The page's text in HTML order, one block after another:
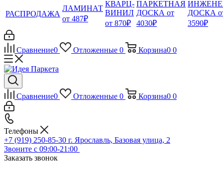
РАСПРОДАЖА
ЛАМИНАТ
от 487₽
КВАРЦ-
ВИНИЛ
от 870₽
ПАРКЕТНАЯ
ДОСКА от
4030₽
ДОСКА
3590₽
Сравнение0 Отложенные 0 Корзина0 0
Сравнение0 Отложенные 0 Корзина0 0
Телефоны
+7 (919) 250-85-30 г. Ярославль, Базовая улица, 2
Звоните с 09:00-21:00
Заказать звонок